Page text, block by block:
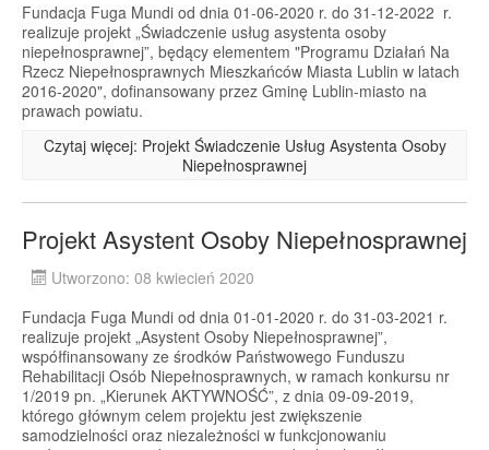
Fundacja Fuga Mundi od dnia 01-06-2020 r. do 31-12-2022 r.
realizuje projekt „Świadczenie usług asystenta osoby
niepełnosprawnej”, będący elementem "Programu Działań Na
Rzecz Niepełnosprawnych Mieszkańców Miasta Lublin w latach
2016-2020", dofinansowany przez Gminę Lublin-miasto na
prawach powiatu.
Czytaj więcej: Projekt Świadczenie Usług Asystenta Osoby
Niepełnosprawnej
Projekt Asystent Osoby Niepełnosprawnej
Utworzono: 08 kwiecień 2020
Fundacja Fuga Mundi od dnia 01-01-2020 r. do 31-03-2021 r.
realizuje projekt „Asystent Osoby Niepełnosprawnej”,
współfinansowany ze środków Państwowego Funduszu
Rehabilitacji Osób Niepełnosprawnych, w ramach konkursu nr
1/2019 pn. „Kierunek AKTYWNOŚĆ”, z dnia 09-09-2019,
którego głównym celem projektu jest zwiększenie
samodzielności oraz niezależności w funkcjonowaniu